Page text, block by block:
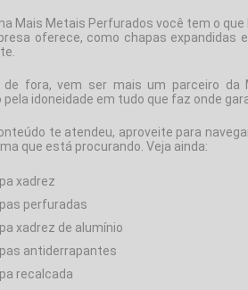
Mais Metais Perfurados você tem o
oferece, como chapas expandidas
de fora, vem ser mais um parceiro
idoneidade em tudo que faz onde
te atendeu, aproveite para
que está procurando. Veja ainda:
xadrez
perfuradas
xadrez de alumínio
antiderrapantes
recalcada